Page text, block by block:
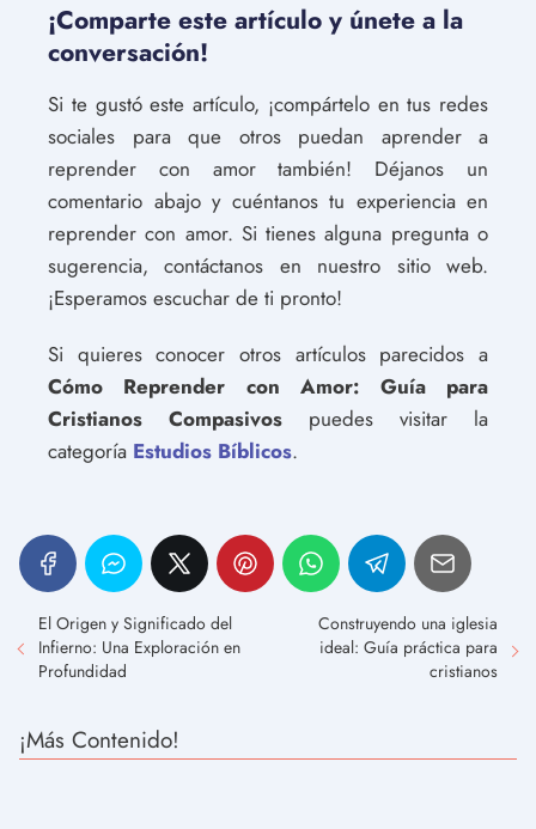
¡Comparte este artículo y únete a la
conversación!
Si te gustó este artículo, ¡compártelo en tus redes
sociales para que otros puedan aprender a
reprender con amor también! Déjanos un
comentario abajo y cuéntanos tu experiencia en
reprender con amor. Si tienes alguna pregunta o
sugerencia, contáctanos en nuestro sitio web.
¡Esperamos escuchar de ti pronto!
Si quieres conocer otros artículos parecidos a
Cómo Reprender con Amor: Guía para
Cristianos Compasivos puedes visitar la
categoría Estudios Bíblicos.
El Origen y Significado del
Infierno: Una Exploración en
Profundidad
Construyendo una iglesia
ideal: Guía práctica para
cristianos
¡Más Contenido!